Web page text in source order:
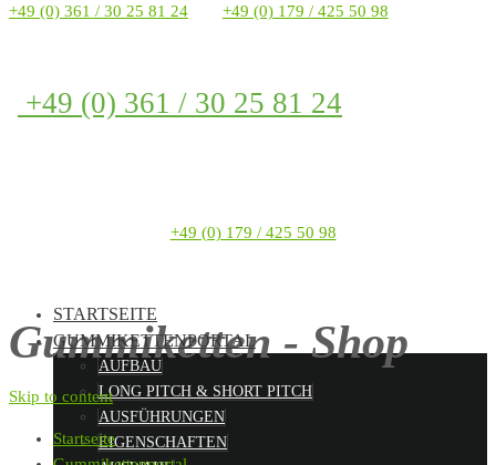
+49 (0) 361 / 30 25 81 24 +49 (0) 179 / 425 50 98
+49 (0) 361 / 30 25 81 24
+49 (0) 179 / 425 50 98
Gummiketten - Shop
STARTSEITE
GUMMIKETTENPORTAL
AUFBAU
LONG PITCH & SHORT PITCH
AUSFÜHRUNGEN
EIGENSCHAFTEN
Skip to content
Startseite